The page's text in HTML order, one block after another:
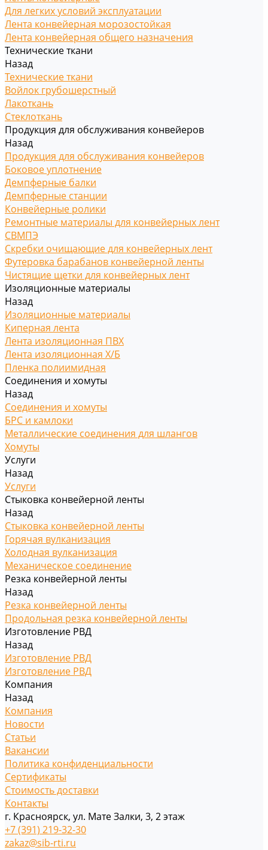
Для легких условий эксплуатации
Лента конвейерная морозостойкая
Лента конвейерная общего назначения
Технические ткани
Назад
Технические ткани
Войлок грубошерстный
Лакоткань
Стеклоткань
Продукция для обслуживания конвейеров
Назад
Продукция для обслуживания конвейеров
Боковое уплотнение
Демпферные балки
Демпферные станции
Конвейерные ролики
Ремонтные материалы для конвейерных лент
СВМПЭ
Скребки очищающие для конвейерных лент
Футеровка барабанов конвейерной ленты
Чистящие щетки для конвейерных лент
Изоляционные материалы
Назад
Изоляционные материалы
Киперная лента
Лента изоляционная ПВХ
Лента изоляционная Х/Б
Пленка полиимидная
Соединения и хомуты
Назад
Соединения и хомуты
БРС и камлоки
Металлические соединения для шлангов
Хомуты
Услуги
Назад
Услуги
Стыковка конвейерной ленты
Назад
Стыковка конвейерной ленты
Горячая вулканизация
Холодная вулканизация
Механическое соединение
Резка конвейерной ленты
Назад
Резка конвейерной ленты
Продольная резка конвейерной ленты
Изготовление РВД
Назад
Изготовление РВД
Изготовление РВД
Компания
Назад
Компания
Новости
Статьи
Вакансии
Политика конфиденциальности
Сертификаты
Стоимость доставки
Контакты
г. Красноярск, ул. Мате Залки, 3, 2 этаж
+7 (391) 219-32-30
zakaz@sib-rti.ru